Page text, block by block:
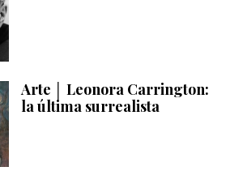
Arte │ Leonora Carrington:
la última surrealista